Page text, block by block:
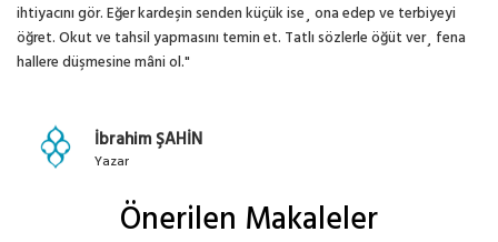
ihtiyacını gör. Eğer kardeşin senden küçük ise¸ ona edep ve terbiyeyi
öğret. Okut ve tahsil yapmasını temin et. Tatlı sözlerle öğüt ver¸ fena
hallere düşmesine mâni ol."
İbrahim ŞAHİN
Yazar
Önerilen Makaleler